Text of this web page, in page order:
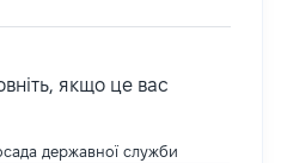
якщо це вас
державної служби